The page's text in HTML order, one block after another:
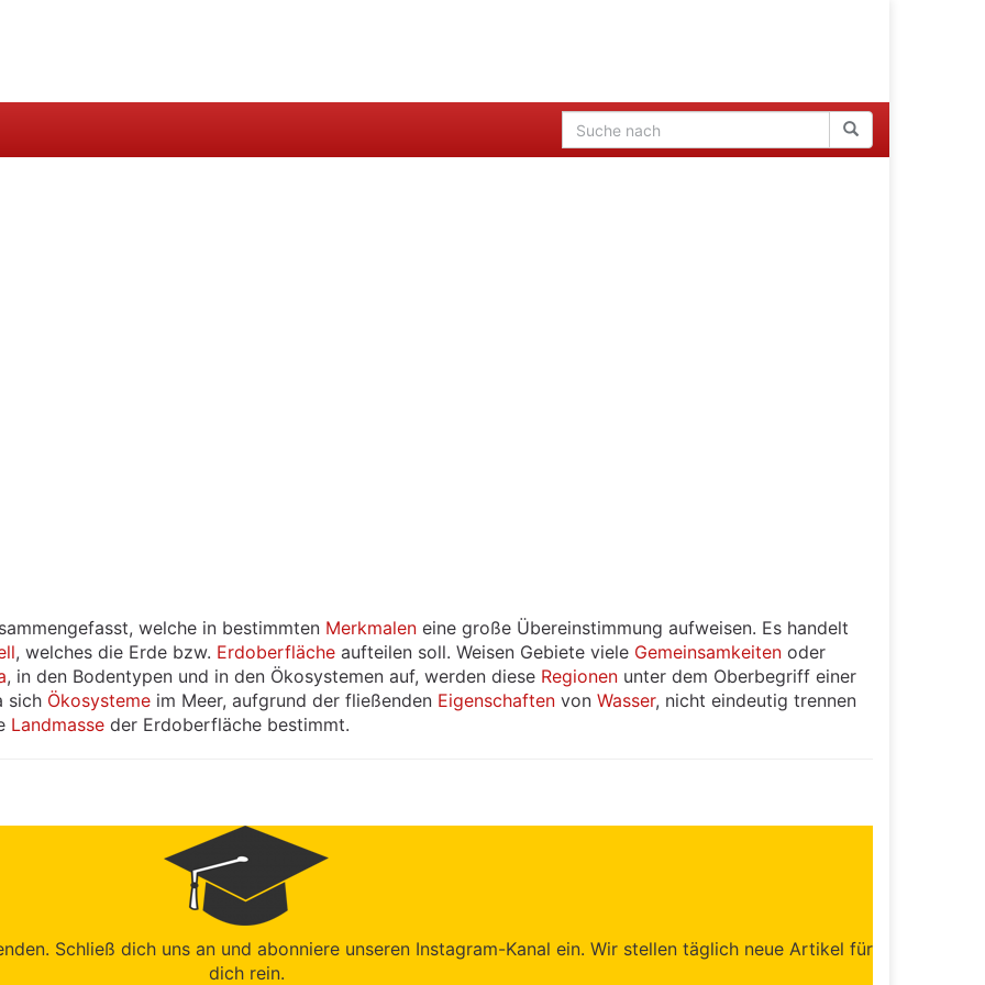
welche in bestimmten Merkmalen eine große Übereinstimmung aufweisen. Es handelt
, welches die Erde bzw. Erdoberfläche aufteilen soll. Weisen Gebiete viele Gemeinsamkeiten oder
, in den Bodentypen und in den Ökosystemen auf, werden diese Regionen unter dem Oberbegriff einer
sich Ökosysteme im Meer, aufgrund der fließenden Eigenschaften von Wasser, nicht eindeutig trennen
Landmasse der Erdoberfläche bestimmt.
Schließ dich uns an und abonniere unseren Instagram-Kanal ein. Wir stellen täglich neue Artikel für
dich rein.